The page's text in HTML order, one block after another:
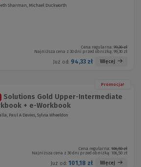
Sharman, Michael Duckworth
Cena regularna: 99,30 zł
Najniższa cena z 30 dni przed obniżką: 99,30 zł
Już od: 94,33 zł Więcej
Promocja!
Solutions Gold Upper-Intermediate
+ e-Workbook
Paul A Davies, Sylvia Wheeldon
Cena regularna: 106,50 zł
Najniższa cena z 30 dni przed obniżką: 106,50 zł
Już od: 101,18 zł Więcej